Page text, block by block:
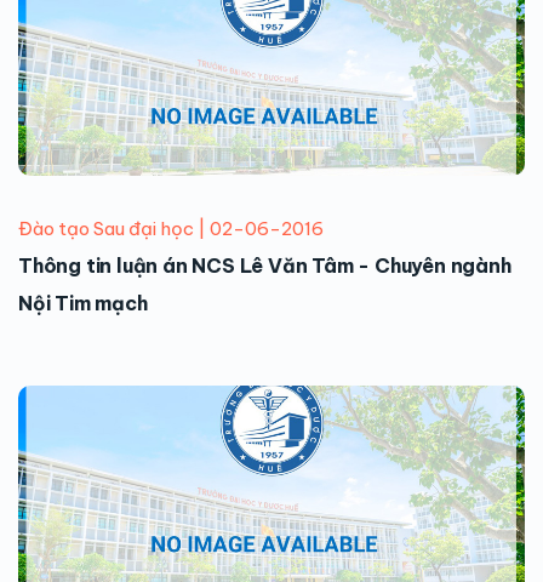
Đào tạo Sau đại học | 02-06-2016
Thông tin luận án NCS Lê Văn Tâm - Chuyên ngành
Nội Tim mạch